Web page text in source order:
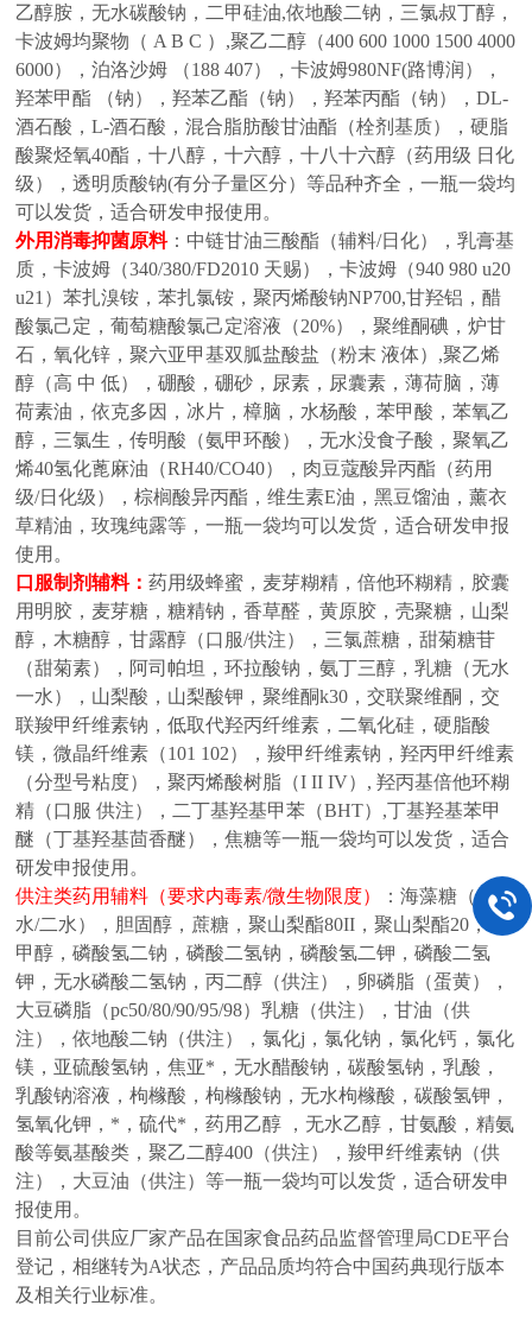
乙醇胺，无水碳酸钠，二甲硅油,依地酸二钠，三氯叔丁醇，
卡波姆均聚物（ A B C ）,聚乙二醇（400 600 1000 1500 4000
6000），泊洛沙姆 （188 407），卡波姆980NF(路博润），
羟苯甲酯 （钠），羟苯乙酯（钠），羟苯丙酯（钠），DL-
酒石酸，L-酒石酸，混合脂肪酸甘油酯（栓剂基质），硬脂
酸聚烃氧40酯，十八醇，十六醇，十八十六醇（药用级 日化
级），透明质酸钠(有分子量区分）等品种齐全，一瓶一袋均
可以发货，适合研发申报使用。
外用消毒抑菌原料：中链甘油三酸酯（辅料/日化），乳膏基
质，卡波姆（340/380/FD2010 天赐），卡波姆（940 980 u20
u21）苯扎溴铵，苯扎氯铵，聚丙烯酸钠NP700,甘羟铝，醋
酸氯己定，葡萄糖酸氯己定溶液（20%），聚维酮碘，炉甘
石，氧化锌，聚六亚甲基双胍盐酸盐（粉末 液体）,聚乙烯
醇（高 中 低），硼酸，硼砂，尿素，尿囊素，薄荷脑，薄
荷素油，依克多因，冰片，樟脑，水杨酸，苯甲酸，苯氧乙
醇，三氯生，传明酸（氨甲环酸），无水没食子酸，聚氧乙
烯40氢化蓖麻油（RH40/CO40），肉豆蔻酸异丙酯（药用
级/日化级），棕榈酸异丙酯，维生素E油，黑豆馏油，薰衣
草精油，玫瑰纯露等，一瓶一袋均可以发货，适合研发申报
使用。
口服制剂辅料：药用级蜂蜜，麦芽糊精，倍他环糊精，胶囊
用明胶，麦芽糖，糖精钠，香草醛，黄原胶，壳聚糖，山梨
醇，木糖醇，甘露醇（口服/供注），三氯蔗糖，甜菊糖苷
（甜菊素），阿司帕坦，环拉酸钠，氨丁三醇，乳糖（无水
一水），山梨酸，山梨酸钾，聚维酮k30，交联聚维酮，交
联羧甲纤维素钠，低取代羟丙纤维素，二氧化硅，硬脂酸
镁，微晶纤维素（101 102），羧甲纤维素钠，羟丙甲纤维素
（分型号粘度），聚丙烯酸树脂（I II IV）, 羟丙基倍他环糊
精（口服 供注），二丁基羟基甲苯（BHT）,丁基羟基苯甲
醚（丁基羟基茴香醚），焦糖等一瓶一袋均可以发货，适合
研发申报使用。
供注类药用辅料（要求内毒素/微生物限度） ：海藻糖（无
水/二水），胆固醇，蔗糖，聚山梨酯80II，聚山梨酯20，苯
甲醇，磷酸氢二钠，磷酸二氢钠，磷酸氢二钾，磷酸二氢
钾，无水磷酸二氢钠，丙二醇（供注），卵磷脂（蛋黄），
大豆磷脂（pc50/80/90/95/98）乳糖（供注），甘油（供
注），依地酸二钠（供注），氯化j，氯化钠，氯化钙，氯化
镁，亚硫酸氢钠，焦亚*，无水醋酸钠，碳酸氢钠，乳酸，
乳酸钠溶液，枸橼酸，枸橼酸钠，无水枸橼酸，碳酸氢钾，
氢氧化钾，*，硫代*，药用乙醇 ，无水乙醇，甘氨酸，精氨
酸等氨基酸类，聚乙二醇400（供注），羧甲纤维素钠（供
注），大豆油（供注）等一瓶一袋均可以发货，适合研发申
报使用。
目前公司供应厂家产品在国家食品药品监督管理局CDE平台
登记，相继转为A状态，产品品质均符合中国药典现行版本
及相关行业标准。